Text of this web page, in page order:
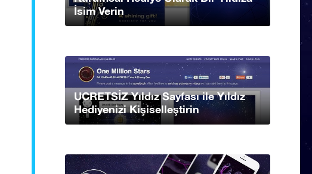
İsim Verin
UCRETSİZ Yıldız Sayfası ile Yıldız
Hediyenizi Kişiselleştirin